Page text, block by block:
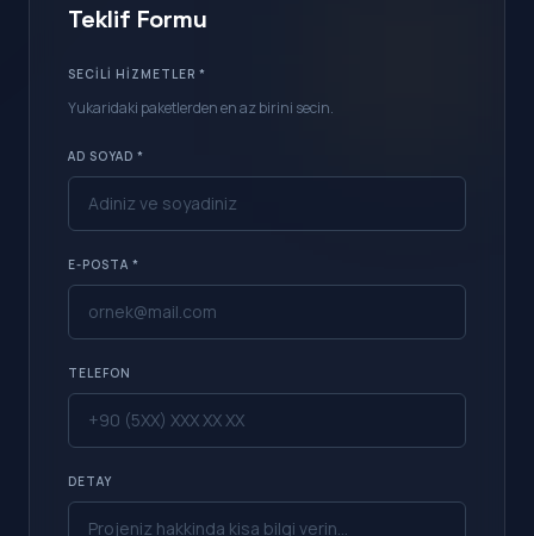
Teklif Formu
SECILI HIZMETLER *
Yukaridaki paketlerden en az birini secin.
AD SOYAD *
E-POSTA *
TELEFON
DETAY